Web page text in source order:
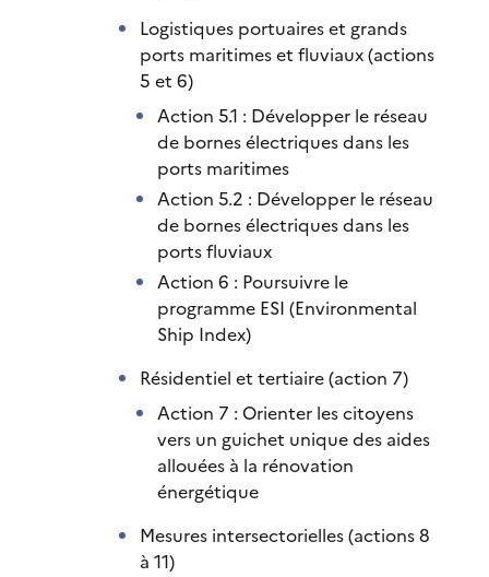
Logistiques portuaires et grands
ports maritimes et fluviaux (actions
5 et 6)
Action 5.1 : Développer le réseau
de bornes électriques dans les
ports maritimes
Action 5.2 : Développer le réseau
de bornes électriques dans les
ports fluviaux
Action 6 : Poursuivre le
programme ESI (Environmental
Ship Index)
Résidentiel et tertiaire (action 7)
Action 7 : Orienter les citoyens
vers un guichet unique des aides
allouées à la rénovation
énergétique
Mesures intersectorielles (actions 8
à 11)